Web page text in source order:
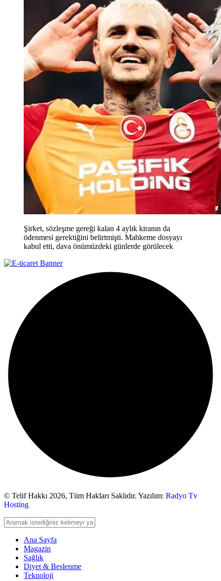
Şirket, sözleşme gereği kalan 4 aylık kiranın da
ödenmesi gerektiğini belirtmişti. Mahkeme dosyayı
kabul etti, dava önümüzdeki günlerde görülecek
© Telif Hakkı 2026, Tüm Hakları Saklıdır. Yazılım: Radyo Tv
Hosting
Ana Sayfa
Magazin
Sağlık
Diyet & Beslenme
Teknoloji